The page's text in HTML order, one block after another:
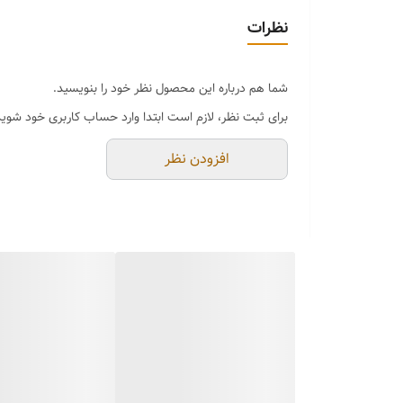
نظرات
شما هم درباره این محصول نظر خود را بنویسید.
برای ثبت نظر، لازم است ابتدا وارد حساب کاربری خود
افزودن نظر